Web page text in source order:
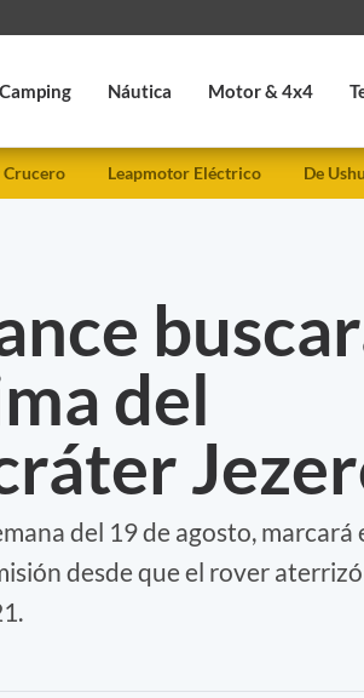
Camping Náutica Motor & 4x4
Leapmotor Eléctrico De
del
del 19 de agosto, marcará
desde que el rover aterrizó